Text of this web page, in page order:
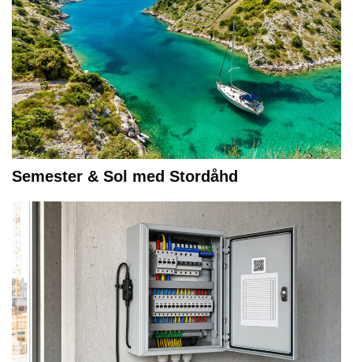
Semester & Sol med Stordåhd